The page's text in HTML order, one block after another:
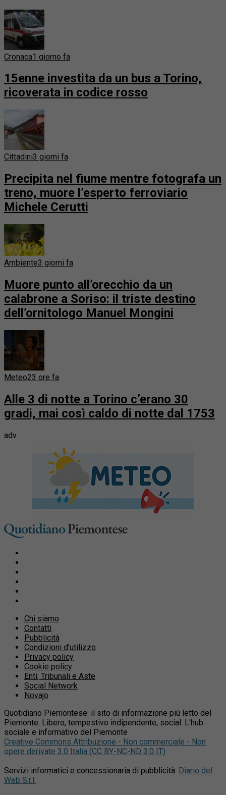
Cronaca1 giorno fa
15enne investita da un bus a Torino,
ricoverata in codice rosso
Cittadini3 giorni fa
Precipita nel fiume mentre fotografa un
treno, muore l’esperto ferroviario
Michele Cerutti
Ambiente3 giorni fa
Muore punto all’orecchio da un
calabrone a Soriso: il triste destino
dell’ornitologo Manuel Mongini
Meteo23 ore fa
Alle 3 di notte a Torino c’erano 30
gradi, mai così caldo di notte dal 1753
adv
Chi siamo
Contatti
Pubblicità
Condizioni d’utilizzo
Privacy policy
Cookie policy
Enti, Tribunali e Aste
Social Network
Novajo
Quotidiano Piemontese: il sito di informazione più letto del
Piemonte. Libero, tempestivo indipendente, social. L'hub
sociale e informativo del Piemonte
Creative Commons Attribuzione - Non commerciale - Non
opere derivate 3.0 Italia (CC BY-NC-ND 3.0 IT)
Servizi informatici e concessionaria di pubblicità: Diario del
Web S.r.l.